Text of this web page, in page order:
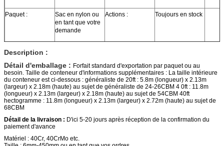
Paquet :
Sac en nylon ou
en tant que votre
demande
Actions : Toujours en stock
Description :
Détail d'emballage : Forfait standard d'exportation par paquet ou au
besoin. Taille de conteneur d'informations supplémentaires : La taille intérieure
du conteneur est ci-dessous : généraliste de 20ft : 5.8m (longueur) x 2.13m
(largeur) x 2.18m (haute) au sujet de généraliste de 24-26CBM 4 0ft : 11.8m
(longueur) x 2.13m (largeur) x 2.18m (haute) au sujet de 54CBM 40ft
hectogramme : 11.8m (longueur) x 2.13m (largeur) x 2.72m (haute) au sujet de
68CBM
Détail de la livraison : D'ici 5-20 jours après réception de la confirmation du
paiement d'avance
Matériel : 40Cr, 40CrMo etc.